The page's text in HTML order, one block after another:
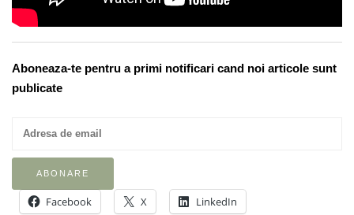
Aboneaza-te pentru a primi notificari cand noi articole sunt
publicate
Facebook X LinkedIn